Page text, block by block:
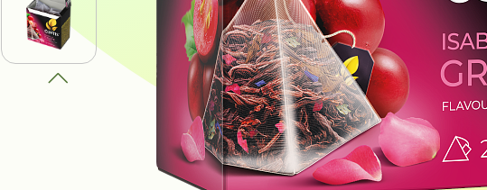
ПОЛУЧИ
ВЫИГРАТЬ
И ДРУГИЕ
ПРИЗЫ